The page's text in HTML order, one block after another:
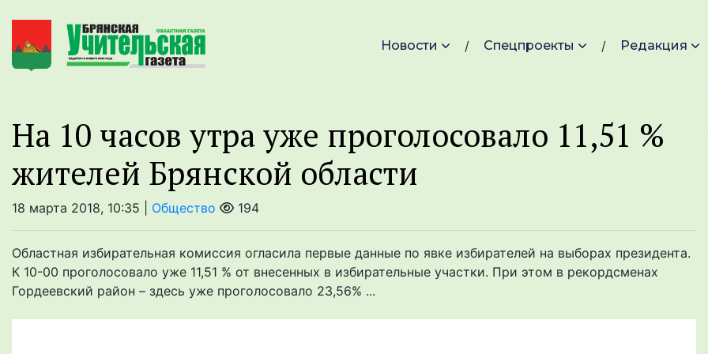
Новости Спецпроекты Редакция
На 10 часов утра уже проголосовало 11,51 %
жителей Брянской области
18 марта 2018, 10:35 | Общество 194
Областная избирательная комиссия огласила первые данные по явке избирателей на выборах президента.
К 10-00 проголосовало уже 11,51 % от внесенных в избирательные участки. При этом в рекордсменах
Гордеевский район – здесь уже проголосовало 23,56% ...